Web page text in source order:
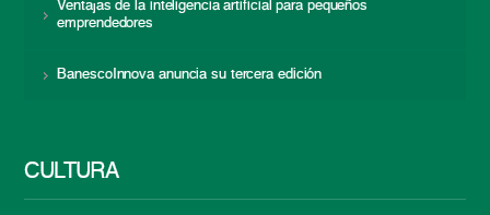
Ventajas de la inteligencia artificial para pequeños
emprendedores
BanescoInnova anuncia su tercera edición
CULTURA